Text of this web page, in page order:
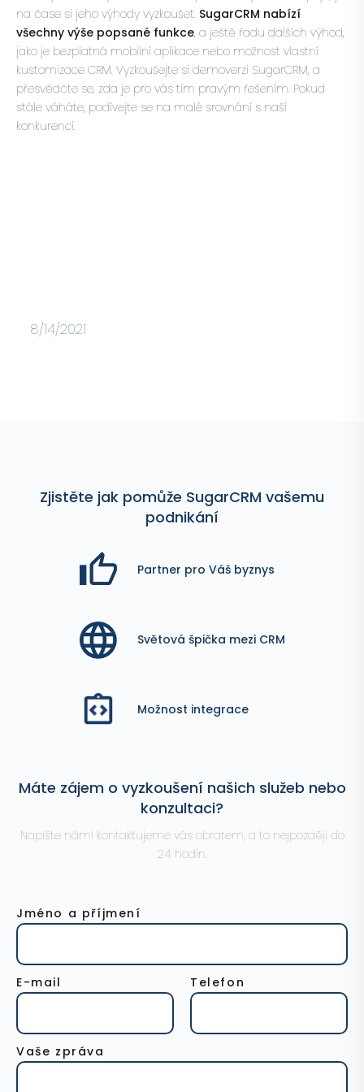
na čase si jeho výhody vyzkoušet. SugarCRM nabízí
všechny výše popsané funkce, a ještě řadu dalších výhod,
jako je bezplatná mobilní aplikace nebo možnost vlastní
kustomizace CRM. Vyzkoušejte si demoverzi SugarCRM, a
přesvědčte se, zda je pro vás tím pravým řešením. Pokud
stále váháte, podívejte se na malé srovnání s naší
konkurencí.
8/14/2021
Zjistěte jak pomůže SugarCRM vašemu
podnikání
Partner pro Váš byznys
Světová špička mezi CRM
Možnost integrace
Máte zájem o vyzkoušení našich služeb nebo
konzultaci?
Napište nám! kontaktujeme vás obratem, a to nejpozději do
24 hodin.
Jméno a příjmení
E-mail Telefon
Vaše zpráva